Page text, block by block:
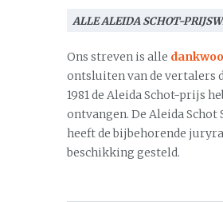
ALLE ALEIDA SCHOT-
Ons streven is alle
ontsluiten van de vertalers
1981 de Aleida Schot-prijs
ontvangen. De Aleida Schot
heeft de bijbehorende
beschikking gesteld.